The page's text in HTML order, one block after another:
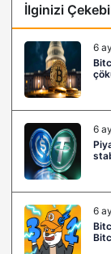
İlginizi
6
6
6